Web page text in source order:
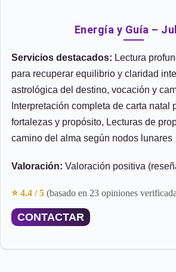
Energía y Guía –
Servicios destacados: Lectura
para recuperar equilibrio y claridad
astrológica del destino, vocación y
Interpretación completa de carta natal
fortalezas y propósito, Lecturas de
camino del alma según nodos lunares
Valoración: Valoración positiva
⭐ 4.4 / 5 (basado en 23 opiniones
CONTACTAR